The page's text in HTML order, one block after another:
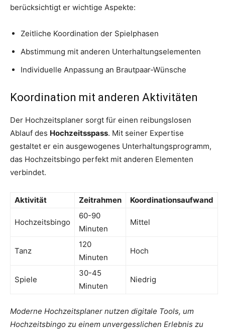
berücksichtigt er wichtige Aspekte:
Zeitliche Koordination der Spielphasen
Abstimmung mit anderen Unterhaltungselementen
Individuelle Anpassung an Brautpaar-Wünsche
Koordination mit anderen Aktivitäten
Der Hochzeitsplaner sorgt für einen reibungslosen
Ablauf des Hochzeitsspass. Mit seiner Expertise
gestaltet er ein ausgewogenes Unterhaltungsprogramm,
das Hochzeitsbingo perfekt mit anderen Elementen
verbindet.
Aktivität Zeitrahmen Koordinationsaufwand
Hochzeitsbingo
60-90
Minuten
Mittel
Tanz
120
Minuten
Hoch
Spiele
30-45
Minuten
Niedrig
Moderne Hochzeitsplaner nutzen digitale Tools, um
Hochzeitsbingo zu einem unvergesslichen Erlebnis zu